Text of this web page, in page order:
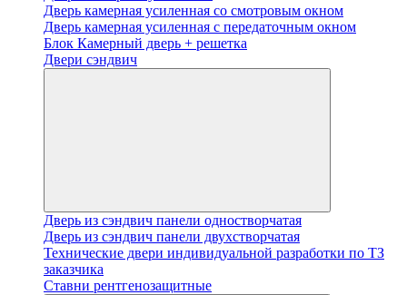
Дверь камерная усиленная со смотровым окном
Дверь камерная усиленная с передаточным окном
Блок Камерный дверь + решетка
Двери сэндвич
Дверь из сэндвич панели одностворчатая
Дверь из сэндвич панели двухстворчатая
Технические двери индивидуальной разработки по ТЗ
заказчика
Ставни рентгенозащитные